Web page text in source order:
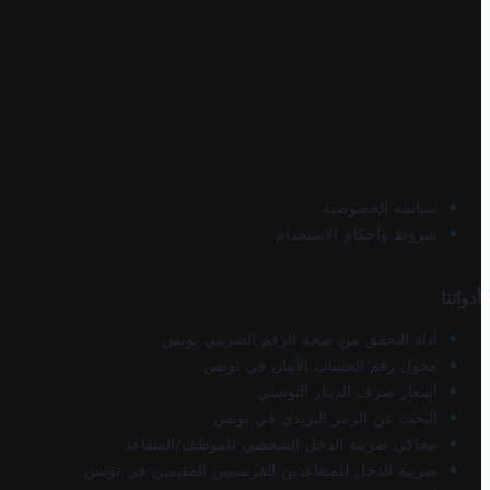
سياسة الخصوصية
شروط وأحكام الاستخدام
أدواتنا
أداة التحقق من صحة الرقم الضريبي تونس
محول رقم الحساب الآيبان في تونس
أسعار صرف الدينار التونسي
البحث عن الرمز البريدي في تونس
محاكي ضريبة الدخل الشخصي للموظف/المتقاعد
ضريبة الدخل للمتقاعدين الفرنسيين المقيمين في تونس